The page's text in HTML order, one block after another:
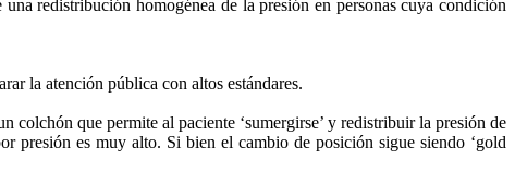
redistribución homogénea de la presión en personas cuya condición
la atención pública con altos estándares.
que permite al paciente ‘sumergirse’ y redistribuir la presión de
presión es muy alto. Si bien el cambio de posición sigue siendo ‘gold